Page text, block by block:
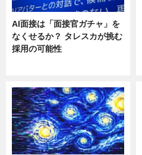
AI面接は「面接官ガチャ」を
なくせるか？ タレスカが挑む
採用の可能性